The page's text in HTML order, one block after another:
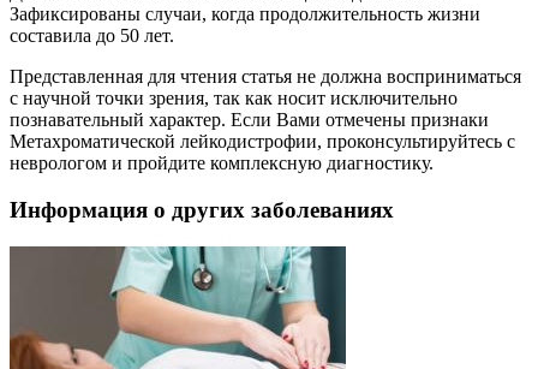
Зафиксированы случаи, когда продолжительность жизни
составила до 50 лет.
Представленная для чтения статья не должна восприниматься
с научной точки зрения, так как носит исключительно
познавательный характер. Если Вами отмечены признаки
Метахроматической лейкодистрофии, проконсультируйтесь с
неврологом и пройдите комплексную диагностику.
Информация о других заболеваниях